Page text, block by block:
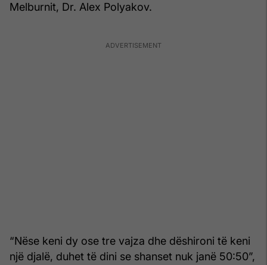
Melburnit, Dr. Alex Polyakov.
“Nëse keni dy ose tre vajza dhe dëshironi të keni
një djalë, duhet të dini se shanset nuk janë 50:50”,